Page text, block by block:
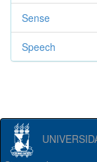
Sense
Speech